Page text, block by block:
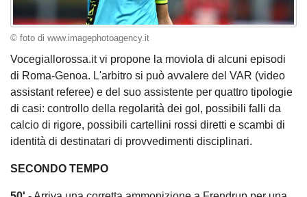
© foto di www.imagephotoagency.it
Vocegiallorossa.it vi propone la moviola di alcuni episodi
di Roma-Genoa. L'arbitro si può avvalere del VAR (video
assistant referee) e del suo assistente per quattro tipologie
di casi: controllo della regolarità dei gol, possibili falli da
calcio di rigore, possibili cartellini rossi diretti e scambi di
identità di destinatari di provvedimenti disciplinari.
SECONDO TEMPO